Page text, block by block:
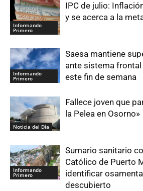
Informando
Primero
IPC de julio:
y se acerca a la
Informando
Primero
Saesa mantiene
ante sistema
este fin de semana
Noticia del Día
Fallece joven que
la Pelea en Osorno»
Informando
Primero
Sumario sanitario
Católico de Puerto
identificar
descubierto